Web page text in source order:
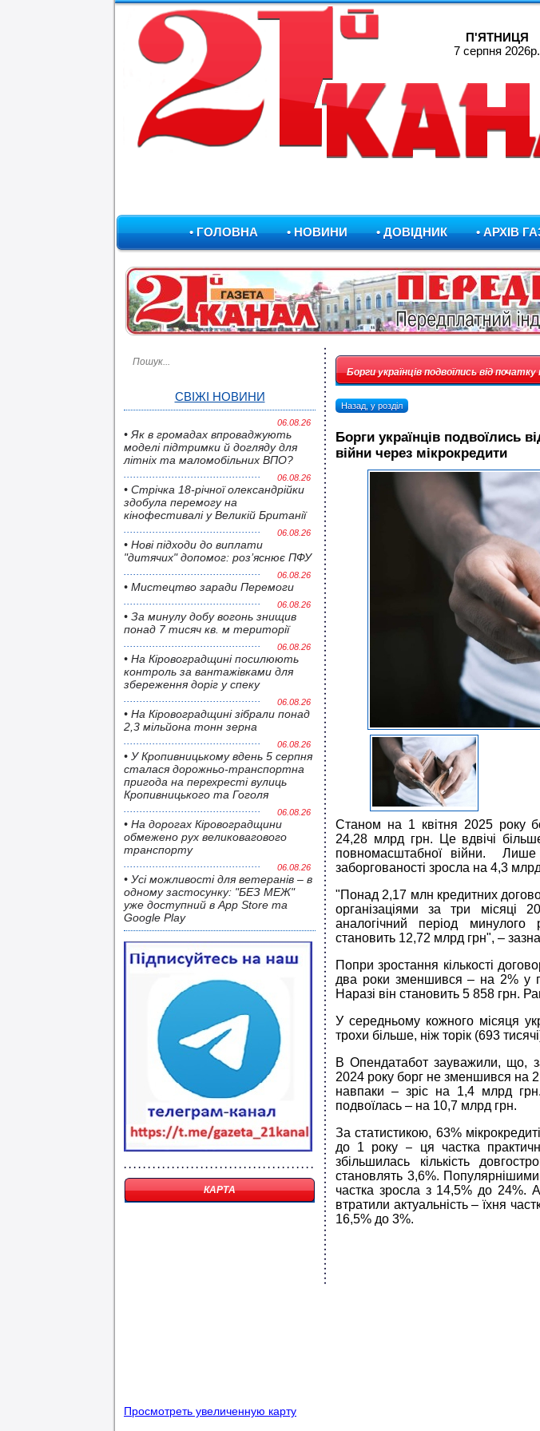
П'ЯТНИЦЯ
7 серпня 2026р.
• ГОЛОВНА • НОВИНИ • ДОВІДНИК • АРХІВ
СВІЖІ НОВИНИ
06.08.26
• Як в громадах впроваджують
моделі підтримки й догляду для
літніх та маломобільних ВПО?
06.08.26
• Стрічка 18-річної олександрійки
здобула перемогу на
кінофестивалі у Великій Британії
06.08.26
• Нові підходи до виплати
"дитячих" допомог: роз’яснює ПФУ
06.08.26
• Мистецтво заради Перемоги
06.08.26
• За минулу добу вогонь знищив
понад 7 тисяч кв. м території
06.08.26
• На Кіровоградщині посилюють
контроль за вантажівками для
збереження доріг у спеку
06.08.26
• На Кіровоградщині зібрали понад
2,3 мільйона тонн зерна
06.08.26
• У Кропивницькому вдень 5 серпня
сталася дорожньо-транспортна
пригода на перехресті вулиць
Кропивницького та Гоголя
06.08.26
• На дорогах Кіровоградщини
обмежено рух великовагового
транспорту
06.08.26
• Усі можливості для ветеранів – в
одному застосунку: "БЕЗ МЕЖ"
уже доступний в App Store та
Google Play
КАРТА
Просмотреть увеличенную карту
Борги українців подвоїлись від
Назад, у розділ
Борги українців подвоїлись
війни через мікрокредити
Станом на 1 квітня 2025 року
24,28 млрд грн. Це вдвічі
повномасштабної війни.
заборгованості зросла на 4,3
"Понад 2,17 млн кредитних
організаціями за три
аналогічний період
становить 12,72 млрд грн", –
Попри зростання кількості
два роки зменшився – на 2% у
Наразі він становить 5 858 грн.
У середньому кожного місяця
трохи більше, ніж торік (693
В Опендатабот зауважили, що,
2024 року борг не зменшився на
навпаки – зріс на 1,4 млрд
подвоїлась – на 10,7 млрд грн.
За статистикою, 63%
до 1 року – ця частка
збільшилась кількість
становлять 3,6%.
частка зросла з 14,5% до 24%.
втратили актуальність – їхня
16,5% до 3%.